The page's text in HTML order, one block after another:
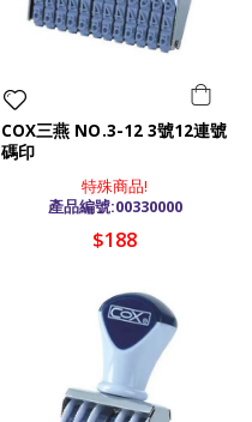
COX三燕 NO.3-12 3號12連號
碼印
特殊商品!
產品編號:00330000
$188